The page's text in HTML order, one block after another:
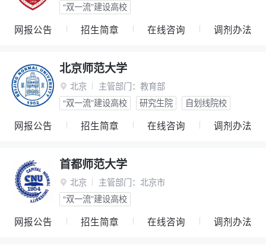
“双一流”建设高校
网报公告 招生简章 在线咨询 调剂办法
北京师范大学
 北京 主管部门： 教育部
“双一流”建设高校
研究生院 自划线院校
网报公告 招生简章 在线咨询 调剂办法
首都师范大学
 北京 主管部门： 北京市
“双一流”建设高校
网报公告 招生简章 在线咨询 调剂办法